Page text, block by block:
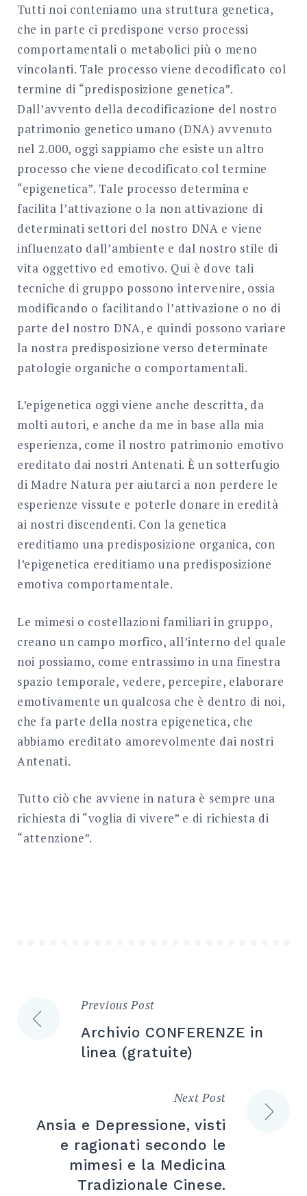
Tutti noi conteniamo una struttura genetica,
che in parte ci predispone verso processi
comportamentali o metabolici più o meno
vincolanti. Tale processo viene decodificato col
termine di “predisposizione genetica”.
Dall’avvento della decodificazione del nostro
patrimonio genetico umano (DNA) avvenuto
nel 2.000, oggi sappiamo che esiste un altro
processo che viene decodificato col termine
“epigenetica”. Tale processo determina e
facilita l’attivazione o la non attivazione di
determinati settori del nostro DNA e viene
influenzato dall’ambiente e dal nostro stile di
vita oggettivo ed emotivo. Qui è dove tali
tecniche di gruppo possono intervenire, ossia
modificando o facilitando l’attivazione o no di
parte del nostro DNA, e quindi possono variare
la nostra predisposizione verso determinate
patologie organiche o comportamentali.
L’epigenetica oggi viene anche descritta, da
molti autori, e anche da me in base alla mia
esperienza, come il nostro patrimonio emotivo
ereditato dai nostri Antenati. È un sotterfugio
di Madre Natura per aiutarci a non perdere le
esperienze vissute e poterle donare in eredità
ai nostri discendenti. Con la genetica
ereditiamo una predisposizione organica, con
l’epigenetica ereditiamo una predisposizione
emotiva comportamentale.
Le mimesi o costellazioni familiari in gruppo,
creano un campo morfico, all’interno del quale
noi possiamo, come entrassimo in una finestra
spazio temporale, vedere, percepire, elaborare
emotivamente un qualcosa che è dentro di noi,
che fa parte della nostra epigenetica, che
abbiamo ereditato amorevolmente dai nostri
Antenati.
Tutto ciò che avviene in natura è sempre una
richiesta di “voglia di vivere” e di richiesta di
“attenzione”.
Navigazione
articoli
Previous Post
Archivio CONFERENZE in
linea (gratuite)
Next Post
Ansia e Depressione, visti
e ragionati secondo le
mimesi e la Medicina
Tradizionale Cinese.